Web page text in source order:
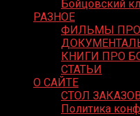
Бойцовский
РАЗНОЕ
ФИЛЬМЫ
КНИГИ ПРО
СТАТЬИ
О САЙТЕ
СТОЛ ЗАКАЗОВ
Политика